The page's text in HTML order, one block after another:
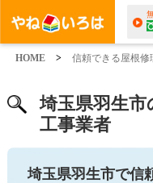
HOME > 信頼できる屋根修
埼玉県羽生市
工事業者
埼玉県羽生市で信